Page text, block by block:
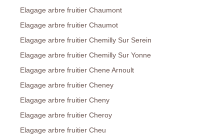
Elagage arbre fruitier Chaumont
Elagage arbre fruitier Chaumot
Elagage arbre fruitier Chemilly Sur Serein
Elagage arbre fruitier Chemilly Sur Yonne
Elagage arbre fruitier Chene Arnoult
Elagage arbre fruitier Cheney
Elagage arbre fruitier Cheny
Elagage arbre fruitier Cheroy
Elagage arbre fruitier Cheu